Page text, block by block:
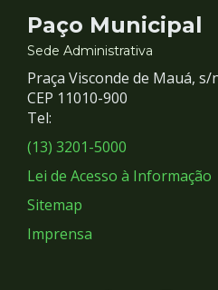
Contato
e
Redes
Sociais
Paço Municipal
Sede Administrativa
Praça Visconde de Mauá, s/
CEP 11010-900
Tel:
(13) 3201-5000
Lei de Acesso à Informação
Sitemap
Imprensa